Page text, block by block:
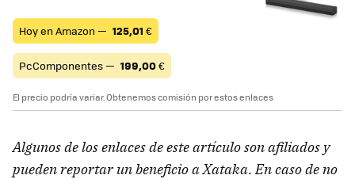
Hoy en Amazon — 125,01 €
PcComponentes — 199,00€
El precio podría variar. Obtenemos comisión por estos enlaces
Algunos de los enlaces de este artículo son afiliados y
pueden reportar un beneficio a Xataka. En caso de no